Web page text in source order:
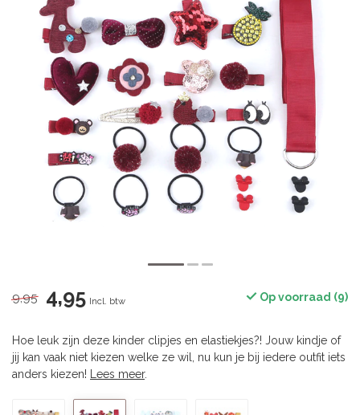
9,95 4,95 Incl. btw Op voorraad (9)
Hoe leuk zijn deze kinder clipjes en elastiekjes?! Jouw kindje of
jij kan vaak niet kiezen welke ze wil, nu kun je bij iedere outfit iets
anders kiezen!
Lees meer.